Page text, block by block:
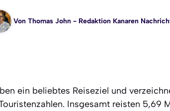
Von Thomas John- Redaktion Kanaren
ein beliebtes Reiseziel und
Insgesamt reisten 5,69